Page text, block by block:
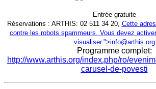
Entrée gratuite
Réservations : ARTHIS: 02 511 34 20, Cette
contre les robots spammeurs. Vous devez
visualiser.">info@arthis.org
Programme complet:
http://www.arthis.org/index.php/ro/
carusel-de-povesti